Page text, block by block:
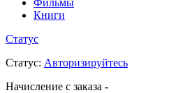
Книги
Статус
Статус: Авторизируйтесь
Начисление с заказа -